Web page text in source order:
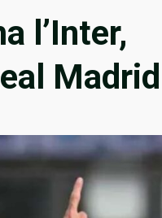
l’Inter,
Madrid